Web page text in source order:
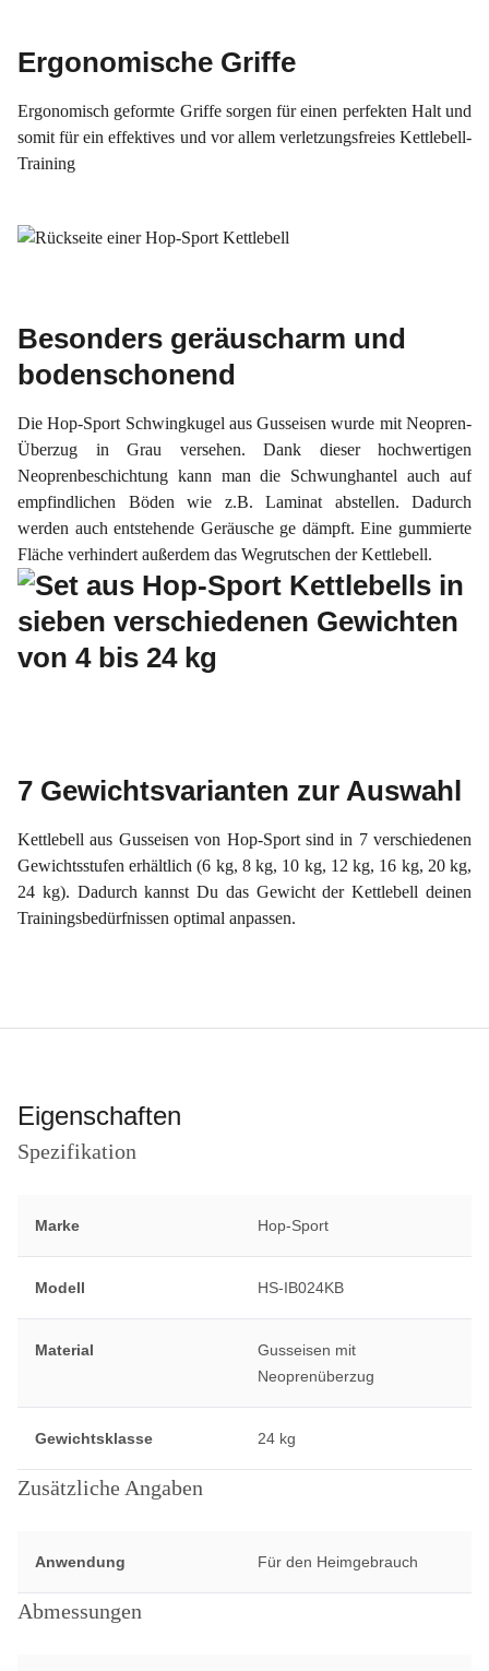
Ergonomische Griffe
Ergonomisch geformte Griffe sorgen für einen perfekten Halt und
somit für ein effektives und vor allem verletzungsfreies Kettlebell-
Training
Besonders geräuscharm und
bodenschonend
Die Hop-Sport Schwingkugel aus Gusseisen wurde mit Neopren-
Überzug in Grau versehen. Dank dieser hochwertigen
Neoprenbeschichtung kann man die Schwunghantel auch auf
empfindlichen Böden wie z.B. Laminat abstellen. Dadurch
werden auchentstehende Geräusche ge dämpft.Eine gummierte
Fläche verhindert außerdem das Wegrutschen derKettlebell.
7 Gewichtsvarianten zur Auswahl
Kettlebell aus Gusseisen von Hop-Sport sind in 7 verschiedenen
Gewichtsstufen erhältlich (6 kg, 8 kg, 10 kg, 12 kg, 16 kg, 20 kg,
24 kg). Dadurch kannst Du das Gewicht der Kettlebell deinen
Trainingsbedürfnissen optimal anpassen.
Eigenschaften
Spezifikation
Marke Hop-Sport
Modell HS-IB024KB
Material
Gusseisen mit
Neoprenüberzug
Gewichtsklasse 24 kg
Zusätzliche Angaben
Anwendung Für den Heimgebrauch
Abmessungen